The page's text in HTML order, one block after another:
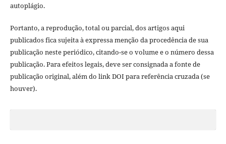
autoplágio.
Portanto, a reprodução, total ou parcial, dos artigos aqui
publicados fica sujeita à expressa menção da procedência de sua
publicação neste periódico, citando-se o volume e o número dessa
publicação. Para efeitos legais, deve ser consignada a fonte de
publicação original, além do link DOI para referência cruzada (se
houver).